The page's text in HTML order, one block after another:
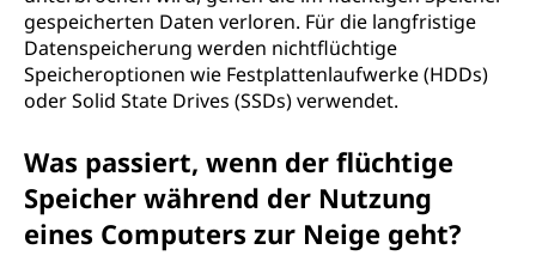
gespeicherten Daten verloren. Für die langfristige
Datenspeicherung werden nichtflüchtige
Speicheroptionen wie Festplattenlaufwerke (HDDs)
oder Solid State Drives (SSDs) verwendet.
Was passiert, wenn der flüchtige
Speicher während der Nutzung
eines Computers zur Neige geht?